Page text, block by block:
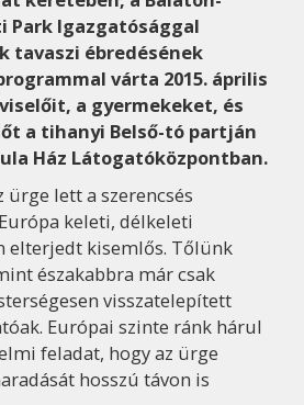
Park Igazgatósággal
tavaszi ébredésének
várta 2015. április
a gyermekeket, és
a tihanyi Belső-tó partján
Ház Látogatóközpontban.
ürge lett a szerencsés
keleti, délkeleti
elterjedt kisemlős. Tőlünk
északabbra már csak
visszatelepített
Európai szinte ránk hárul
feladat, hogy az ürge
hosszú távon is